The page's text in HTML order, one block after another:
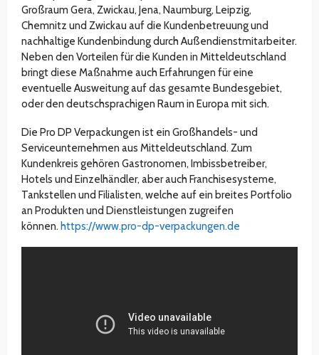
Großraum Gera, Zwickau, Jena, Naumburg, Leipzig,
Chemnitz und Zwickau auf die Kundenbetreuung und
nachhaltige Kundenbindung durch Außendienstmitarbeiter.
Neben den Vorteilen für die Kunden in Mitteldeutschland
bringt diese Maßnahme auch Erfahrungen für eine
eventuelle Ausweitung auf das gesamte Bundesgebiet,
oder den deutschsprachigen Raum in Europa mit sich.
Die Pro DP Verpackungen ist ein Großhandels- und
Serviceunternehmen aus Mitteldeutschland. Zum
Kundenkreis gehören Gastronomen, Imbissbetreiber,
Hotels und Einzelhändler, aber auch Franchisesysteme,
Tankstellen und Filialisten, welche auf ein breites Portfolio
an Produkten und Dienstleistungen zugreifen
können. https://www.pro-dp-verpackungen.de